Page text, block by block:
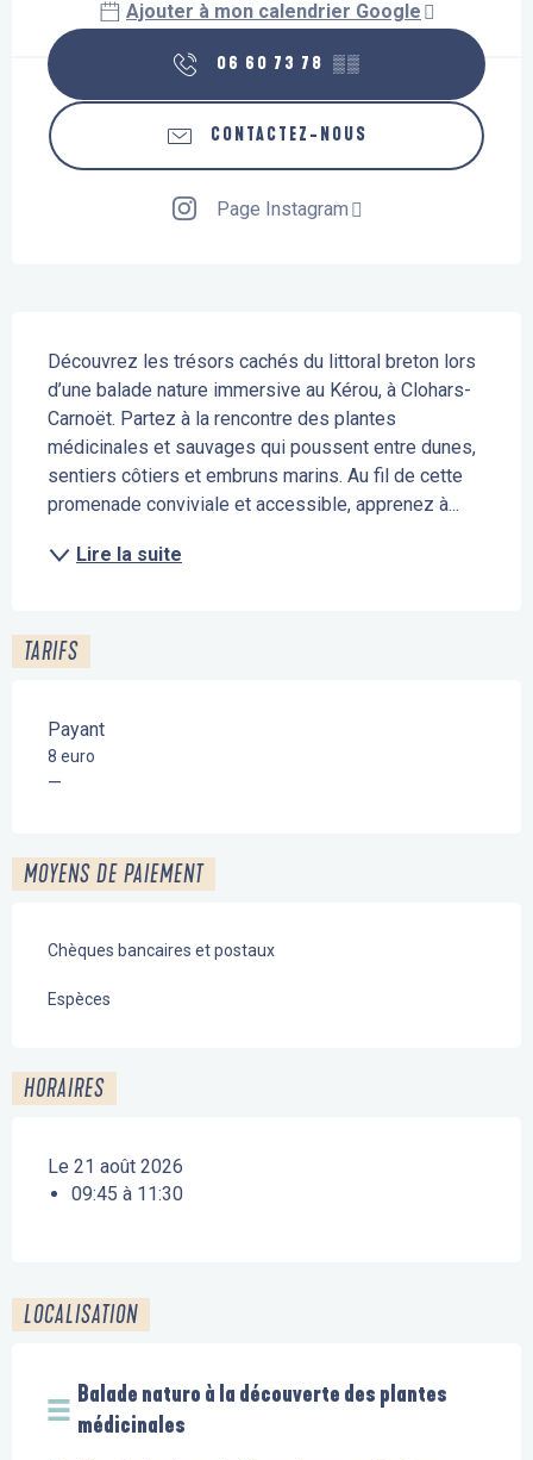
Ajouter à mon calendrier Google
06 60 73 78 ▒▒
CONTACTEZ-NOUS
Page Instagram
Découvrez les trésors cachés du littoral breton lors
d’une balade nature immersive au Kérou, à Clohars-
Carnoët. Partez à la rencontre des plantes
médicinales et sauvages qui poussent entre dunes,
sentiers côtiers et embruns marins. Au fil de cette
promenade conviviale et accessible, apprenez à...
Lire la suite
TARIFS
Payant
8 euro
—
MOYENS DE PAIEMENT
Chèques bancaires et postaux
Espèces
HORAIRES
Le 21 août 2026
09:45 à 11:30
LOCALISATION
Balade naturo à la découverte des plantes
médicinales